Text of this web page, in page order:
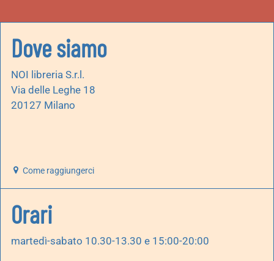
Dove siamo
NOI libreria S.r.l.
Via delle Leghe 18
20127 Milano
Come raggiungerci
Orari
martedì-sabato 10.30-13.30 e 15:00-20:00